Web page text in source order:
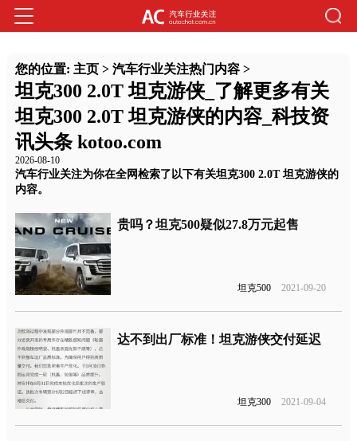
您的位置: 主页> 汽车行业关注热门内容>
坦克300 2.0T 坦克游侠_了解更多有关
坦克300 2.0T 坦克游侠的内容_科技资
讯头条 kotoo.com
2026-08-10
汽车行业关注为你在全网检索了以下有关坦克300 2.0T 坦克游侠的
内容。
贵吗？坦克500疑似27.8万元起售
坦克500 2021-09-20
达不到出厂标准！坦克游侠交付延迟
坦克300 2021-09-04